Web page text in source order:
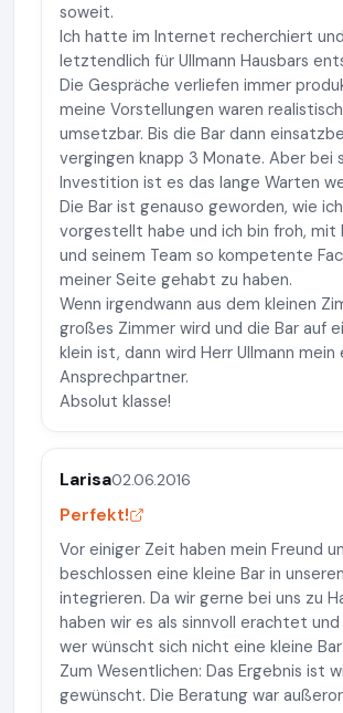
soweit.
Ich hatte im Internet recherchiert
letztendlich für Ullmann Hausbars
Die Gespräche verliefen immer
meine Vorstellungen waren
umsetzbar. Bis die Bar dann
vergingen knapp 3 Monate. Aber bei
Investition ist es das lange Warten
Die Bar ist genauso geworden, wie
vorgestellt habe und ich bin froh, mit
und seinem Team so kompetente
meiner Seite gehabt zu haben.
Wenn irgendwann aus dem kleinen
großes Zimmer wird und die Bar auf
klein ist, dann wird Herr Ullmann
Ansprechpartner.
Absolut klasse!
Larisa02.06.2016
Perfekt!
Vor einiger Zeit haben mein Freund
beschlossen eine kleine Bar in
integrieren. Da wir gerne bei uns zu
haben wir es als sinnvoll erachtet
wer wünscht sich nicht eine kleine
Zum Wesentlichen: Das Ergebnis ist
gewünscht. Die Beratung war